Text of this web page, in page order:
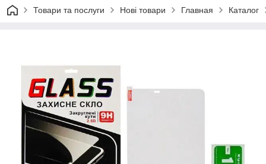
Товари та послуги Нові товари Главная Каталог